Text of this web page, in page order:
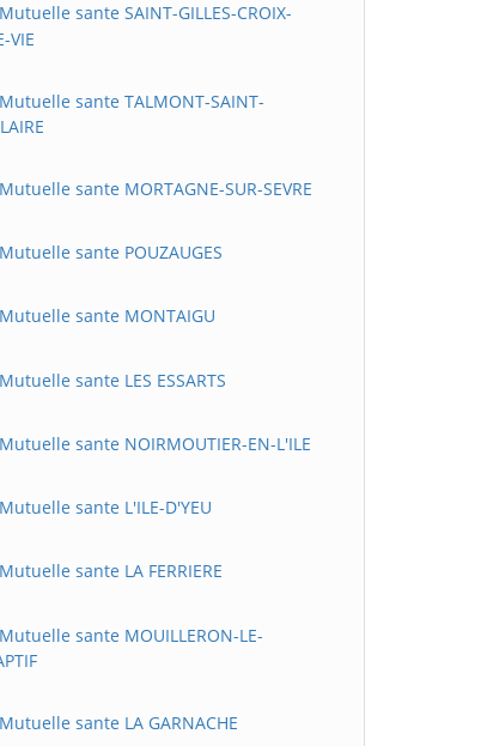
Mutuelle sante SAINT-GILLES-CROIX-
VIE
Mutuelle sante TALMONT-SAINT-
Mutuelle sante MORTAGNE-SUR-SEVRE
Mutuelle sante POUZAUGES
Mutuelle sante MONTAIGU
Mutuelle sante LES ESSARTS
Mutuelle sante NOIRMOUTIER-EN-L'ILE
Mutuelle sante L'ILE-D'YEU
Mutuelle sante LA FERRIERE
Mutuelle sante MOUILLERON-LE-
Mutuelle sante LA GARNACHE